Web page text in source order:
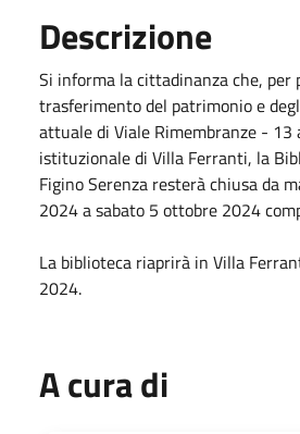
Descrizione
Si informa la cittadinanza che, per
trasferimento del patrimonio e
attuale di Viale Rimembranze - 13
istituzionale di Villa Ferranti, la
Figino Serenza resterà chiusa da
2024 a sabato 5 ottobre 2024
La biblioteca riaprirà in Villa
2024.
A cura di